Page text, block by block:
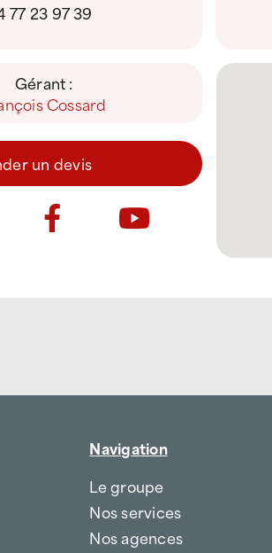
77 23 97 39
Gérant :
Cossard
un devis
Navigation
Le groupe
Nos services
Nos agences